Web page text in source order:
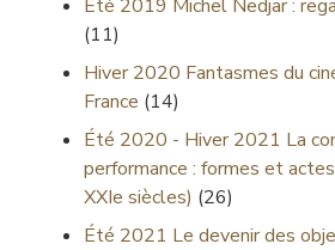
Été 2019 Michel Nedjar :
(11)
Hiver 2020 Fantasmes du
France (14)
Été 2020 - Hiver 2021 La
performance : formes et
XXIe siècles) (26)
Été 2021 Le devenir des